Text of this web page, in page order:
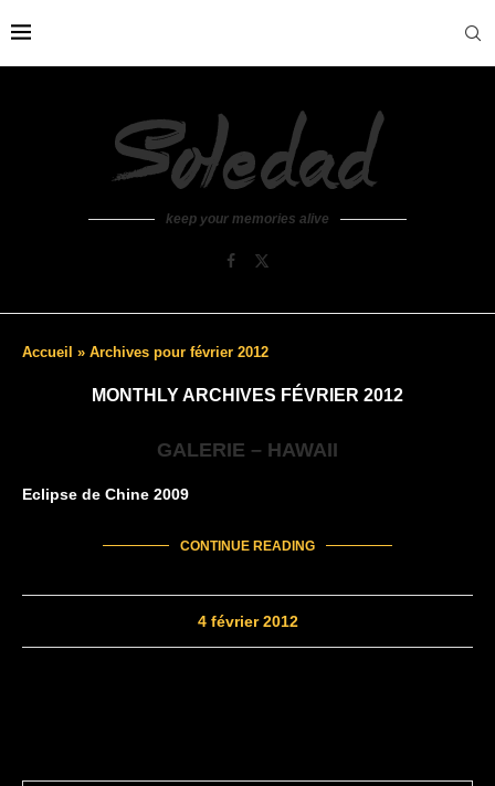
keep your memories alive
Accueil » Archives pour février 2012
MONTHLY ARCHIVES FÉVRIER 2012
GALERIE – HAWAII
Eclipse de Chine 2009
CONTINUE READING
4 février 2012